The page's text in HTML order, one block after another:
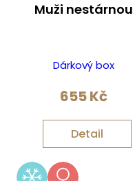
Muži nestárnou
Dárkový box
655Kč
Detail